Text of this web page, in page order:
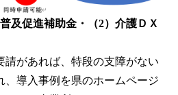
及促進補助金・（2）介護ＤＸ
請があれば、特段の支障がない
、導入事例を県のホームページ